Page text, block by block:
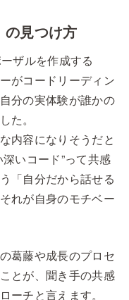
の見つけ方
ザルを作成する
がコードリーディン
分の実体験が誰かの
た。
内容になりそうだと
いコード”って共感
「自分だから話せる
れが自身のモチベー
葛藤や成長のプロセ
とが、聞き手の共感
ーチと言えます。